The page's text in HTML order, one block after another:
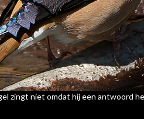
zingt niet omdat hij een antwoord